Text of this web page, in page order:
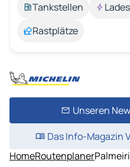
Tankstellen
Rastplätze
Unseren
Das Info-Magazin
HomeRoutenplaner